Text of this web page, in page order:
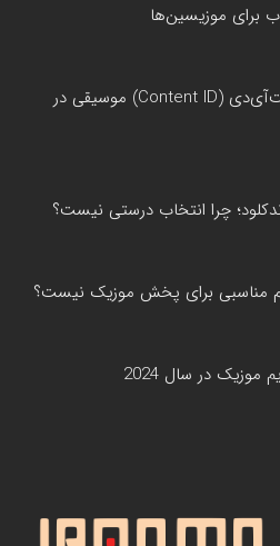
برای موزیسین‌ها
همه‌چیز دربارهٔ کانتنت‌آی‌دی (Content ID) موسیقی در
چرا انتخاب درستی نیست؟
مناسبی برای پخش موزیک نیست؟
در سال 2024